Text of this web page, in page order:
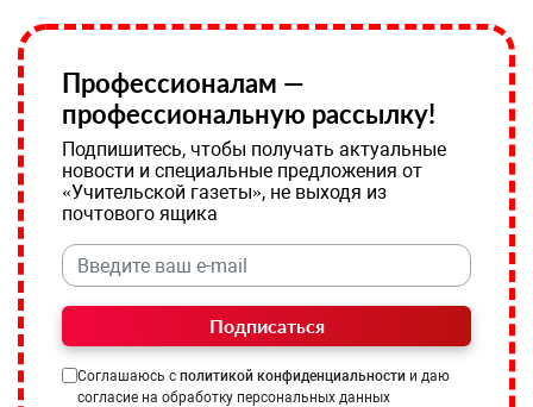
Профессионалам —
профессиональную рассылку!
Подпишитесь, чтобы получать актуальные
новости и специальные предложения от
«Учительской газеты», не выходя из
почтового ящика
Подписаться
Соглашаюсь с политикой конфиденциальности и даю
согласие на обработку персональных данных